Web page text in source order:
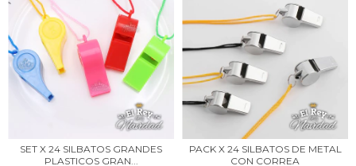
SET X 24 SILBATOS GRANDES
PLASTICOS GRAN...
PACK X 24 SILBATOS DE METAL
CON CORREA